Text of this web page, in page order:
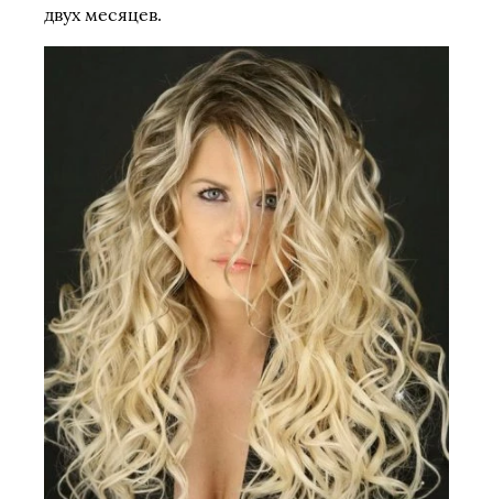
двух месяцев.